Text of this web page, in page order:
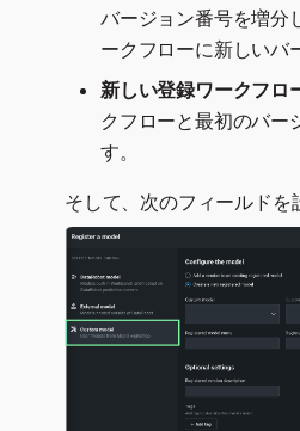
バージョン番号を増分
ークフローに新しいバ
新しい登録ワークフロ
クフローと最初のバー
す。
そして、次のフィールドを